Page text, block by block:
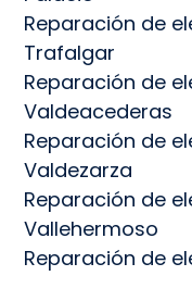
Reparación de
Trafalgar
Reparación de
Valdeacederas
Reparación de
Valdezarza
Reparación de
Vallehermoso
Reparación de